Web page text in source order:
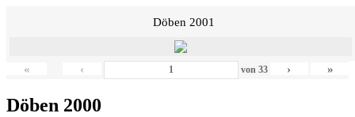
Döben 2001
« ‹ von 33 › »
Döben 2000